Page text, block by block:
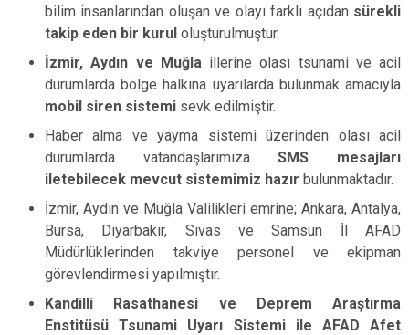
bilim insanlarından oluşan ve olayı farklı açıdan sürekli
takip eden bir kurul oluşturulmuştur.
İzmir, Aydın ve Muğlaillerine olası tsunami ve acil
durumlarda bölge halkına uyarılarda bulunmak amacıyla
mobil siren sistemi sevk edilmiştir.
Haber alma ve yayma sistemi üzerinden olası acil
durumlarda vatandaşlarımızaSMS mesajları
iletebilecek mevcut sistemimiz hazır bulunmaktadır.
İzmir, Aydın ve Muğla Valilikleri emrine; Ankara, Antalya,
Bursa, Diyarbakır, Sivas ve Samsun İl AFAD
Müdürlüklerinden takviye personel ve ekipman
görevlendirmesi yapılmıştır.
Kandilli Rasathanesi ve Deprem Araştırma
Enstitüsü Tsunami Uyarı Sistemi ile AFAD Afet